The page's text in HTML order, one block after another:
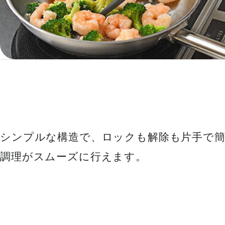
シンプルな構造で、ロックも解除も片手で
調理がスムーズに行えます。